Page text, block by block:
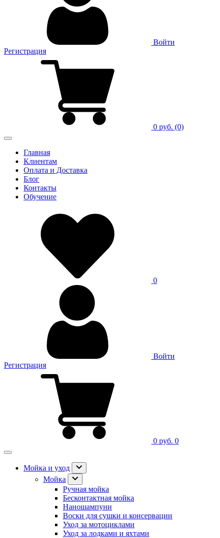
Войти
Регистрация
0 руб. (0)
Главная
Клиентам
Оплата и Доставка
Блог
Контакты
Обучение
0
Войти
Регистрация
0 руб. 0
Мойка и уход
Мойка
Ручная мойка
Бесконтактная мойка
Наношампуни
Воски для сушки и консервации
Уход за мотоциклами
Уход за лодками и яхтами